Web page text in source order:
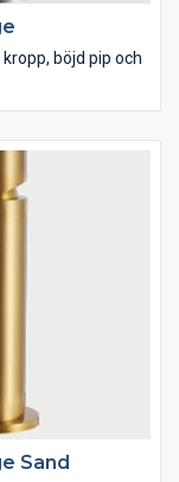
böjd pip och
Sand